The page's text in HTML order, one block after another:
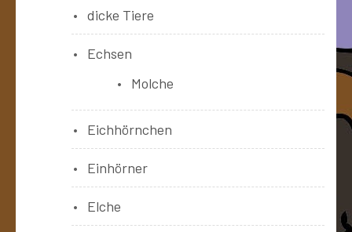
dicke Tiere
Echsen
Molche
Eichhörnchen
Einhörner
Elche